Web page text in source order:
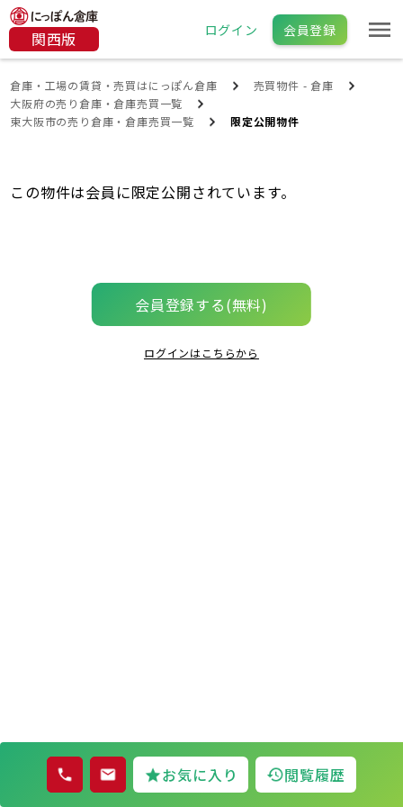
関西版 ログイン 会員登録
倉庫・工場の賃貸・売買はにっぽん倉庫
売買物件 - 倉庫
大阪府の売り倉庫・倉庫売買一覧
東大阪市の売り倉庫・倉庫売買一覧
限定公開物件
お気に入り 閲覧履歴
この物件は会員に限定公開されています。
会員登録する(無料)
ログインはこちらから